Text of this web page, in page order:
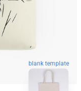
blank template